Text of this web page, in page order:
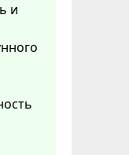
и